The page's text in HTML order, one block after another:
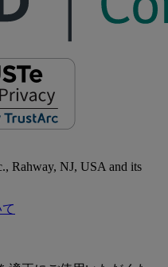
Rahway, NJ, USA and its